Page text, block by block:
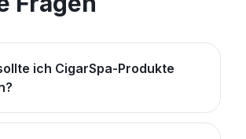
ich CigarSpa-Produkte